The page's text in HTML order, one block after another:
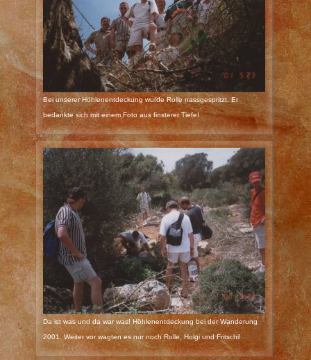
Bei unserer Höhlenentdeckung wurde Rolle nassgespritzt. Er
bedankte sich mit einem Foto aus finsterer Tiefe!
Da ist was und da war was! Höhlenentdeckung bei der Wanderung
2001. Weiter vor wagten es nur noch Rolle, Holgi und Fritschi!